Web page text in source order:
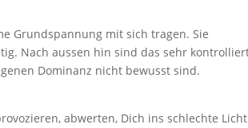
Grundspannung mit sich tragen. Sie
Nach aussen hin sind das sehr
Dominanz nicht bewusst sind.
abwerten, Dich ins schlechte Licht